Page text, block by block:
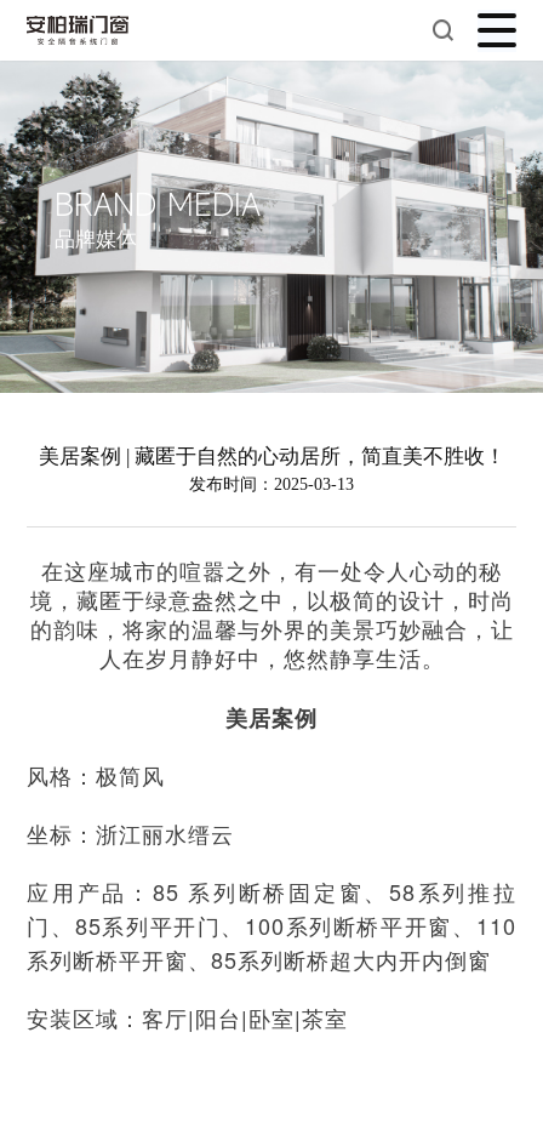
BRAND MEDIA
品牌媒体
美居案例 | 藏匿于自然的心动居所，简直美不胜收！
发布时间：2025-03-13
在这座城市的喧嚣之外，有一处令人心动的秘
境，藏匿于绿意盎然之中，以极简的设计，时尚
的韵味，将家的温馨与外界的美景巧妙融合，让
人在岁月静好中，悠然静享生活。
美居案例
风格：极简风
坐标：浙江丽水缙云
应用产品：85 系列断桥固定窗、58系列推拉
门、85系列平开门、100系列断桥平开窗、110
系列断桥平开窗、85系列断桥超大内开内倒窗
安装区域：客厅|阳台|卧室|茶室